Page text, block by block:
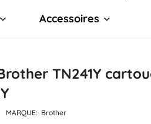
Accessoires
TN241Y
MARQUE: Brother